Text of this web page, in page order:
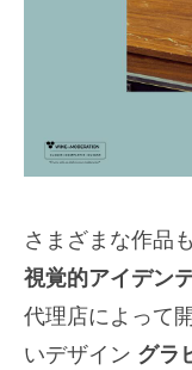
さまざまな作品
視覚的アイデン
代理店によって
いデザイン グラ